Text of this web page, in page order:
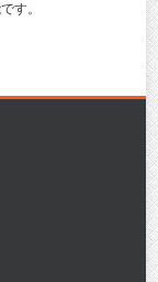
す。